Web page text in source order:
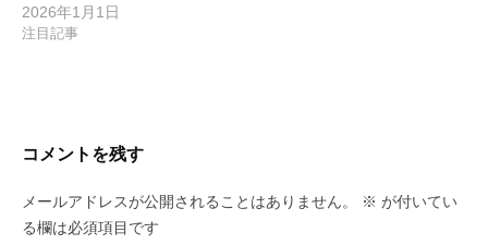
2026年1月1日
注目記事
コメントを残す
メールアドレスが公開されることはありません。 ※ が付いてい
る欄は必須項目です